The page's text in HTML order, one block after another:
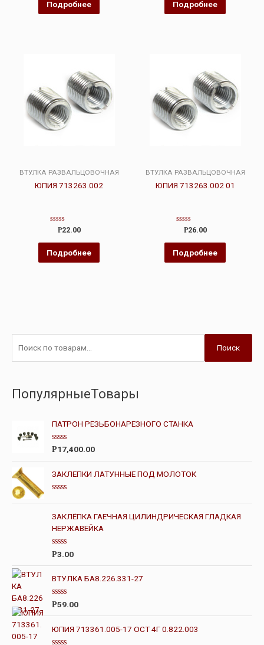
Подробнее Подробнее
ВТУЛКА РАЗВАЛЬЦОВОЧНАЯ
ЮПИЯ 713263.002
Оценка
из
Р22.00
Подробнее
ВТУЛКА РАЗВАЛЬЦОВОЧНАЯ
ЮПИЯ 713263.002 01
Оценка
из
Р26.00
Подробнее
Поиск
ПопулярныеТовары
ПАТРОН РЕЗЬБОНАРЕЗНОГО СТАНКА
О
е
н
к
а
и
5
Р17,400.00
ЗАКЛЕПКИ ЛАТУННЫЕ ПОД МОЛОТОК
ц
е
н
к
0
и
з
5
ЗАКЛЁПКА ГАЕЧНАЯ ЦИЛИНДРИЧЕСКАЯ ГЛАДКАЯ
НЕРЖАВЕЙКА
О
е
н
к
а
и
з
Р3.00
ВТУЛКА БА8.226.331-27
О
е
н
к
а
Р59.00
ЮПИЯ 713361.005-17 ОСТ 4Г 0.822.003